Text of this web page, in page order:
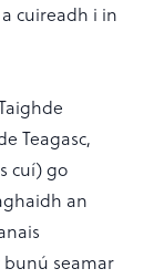
cuireadh i in
Teagasc,
cuí) go
an
seamar